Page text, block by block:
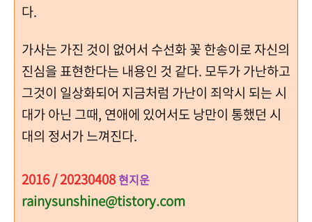
다.
가사는 가진 것이 없어서 수선화 꽃 한송이로 자신의
진심을 표현한다는 내용인 것 같다. 모두가 가난하고
그것이 일상화되어 지금처럼 가난이 죄악시 되는 시
대가 아닌 그때, 연애에 있어서도 낭만이 통했던 시
대의 정서가 느껴진다.
2016 / 20230408 현지운
rainysunshine@tistory.com